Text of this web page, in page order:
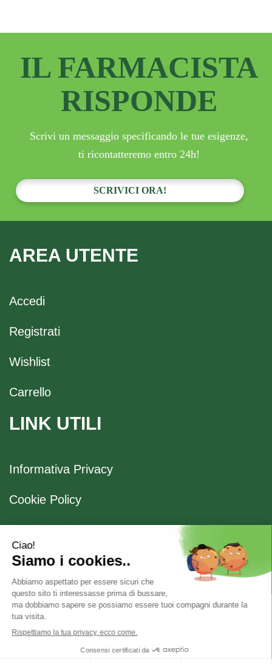
IL FARMACISTA
RISPONDE
Scrivi un messaggio specificando le tue esigenze,
ti ricontatteremo entro 24h!
SCRIVICI ORA!
AREA UTENTE
Accedi
Registrati
Wishlist
Carrello
LINK UTILI
Informativa Privacy
Cookie Policy
Spedizione e Ritiro
Modalità di Pagamento
Farmacia Boccaccio
- Numero R.E.A.: 1041523